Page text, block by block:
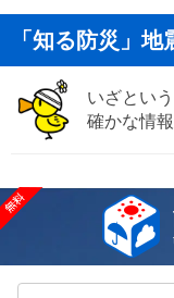
「知る防災」地
いざとい
確かな情